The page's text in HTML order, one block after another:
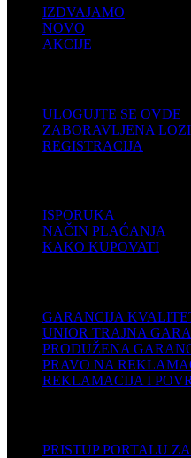
IZDVAJAMO
NOVO
AKCIJE
ULOGUJTE SE OVDE
ZABORAVLJENA
REGISTRACIJA
ISPORUKA
NAČIN PLAĆANJA
KAKO KUPOVATI
GARANCIJA
UNIOR TRAJNA
PRODUŽENA
PRAVO NA
REKLAMACIJA I
PRISTUP PORTALU